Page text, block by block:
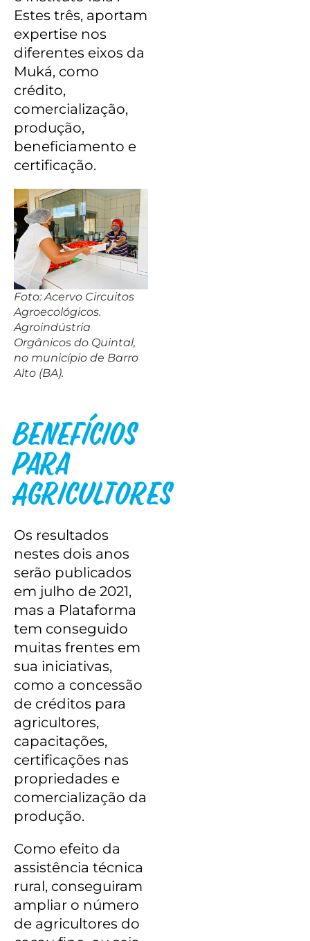
Estes três, aportam
expertise nos
diferentes eixos da
Muká, como
crédito,
comercialização,
produção,
beneficiamento e
certificação.
Foto: Acervo Circuitos
Agroecológicos.
Agroindústria
Orgânicos do Quintal,
no município de Barro
Alto (BA).
Benefícios
Para
Agricultores
Os resultados
nestes dois anos
serão publicados
em julho de 2021,
mas a Plataforma
tem conseguido
muitas frentes em
sua iniciativas,
como a concessão
de créditos para
agricultores,
capacitações,
certificações nas
propriedades e
comercialização da
produção.
Como efeito da
assistência técnica
rural, conseguiram
ampliar o número
de agricultores do